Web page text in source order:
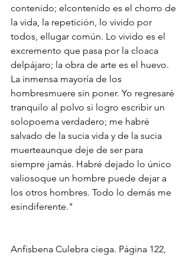
contenido; elcontenido es el chorro de
la vida, la repetición, lo vivido por
todos, ellugar común. Lo vivido es el
excremento que pasa por la cloaca
delpájaro; la obra de arte es el huevo.
La inmensa mayoría de los
hombresmuere sin poner. Yo regresaré
tranquilo al polvo si logro escribir un
solopoema verdadero; me habré
salvado de la sucia vida y de la sucia
muerteaunque deje de ser para
siempre jamás. Habré dejado lo único
valiosoque un hombre puede dejar a
los otros hombres. Todo lo demás me
esindiferente."
Anfisbena Culebra ciega. Página 122,